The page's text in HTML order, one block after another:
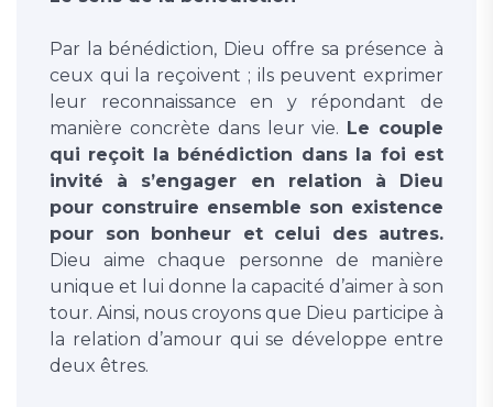
Par la bénédiction, Dieu offre sa présence à
ceux qui la reçoivent ; ils peuvent exprimer
leur reconnaissance en y répondant de
manière concrète dans leur vie. Le couple
qui reçoit la bénédiction dans la foi est
invité à s’engager en relation à Dieu
pour construire ensemble son existence
pour son bonheur et celui des autres.
Dieu aime chaque personne de manière
unique et lui donne la capacité d’aimer à son
tour. Ainsi, nous croyons que Dieu participe à
la relation d’amour qui se développe entre
deux êtres.